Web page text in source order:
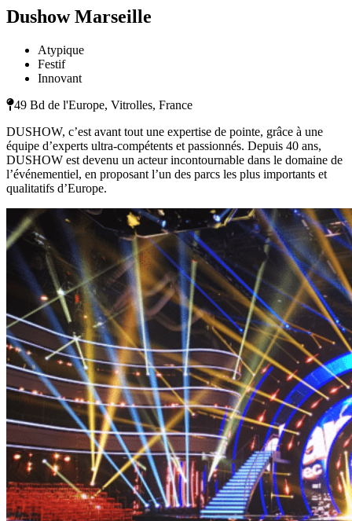
Dushow Marseille
Atypique
Festif
Innovant
49 Bd de l'Europe, Vitrolles, France
DUSHOW, c’est avant tout une expertise de pointe, grâce à une
équipe d’experts ultra-compétents et passionnés. Depuis 40 ans,
DUSHOW est devenu un acteur incontournable dans le domaine de
l’événementiel, en proposant l’un des parcs les plus importants et
qualitatifs d’Europe.